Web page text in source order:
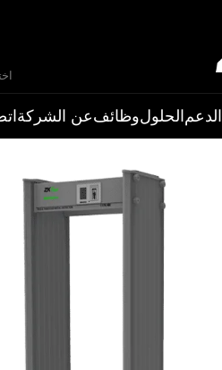
الدعمالحلولوظائفعن الشركة